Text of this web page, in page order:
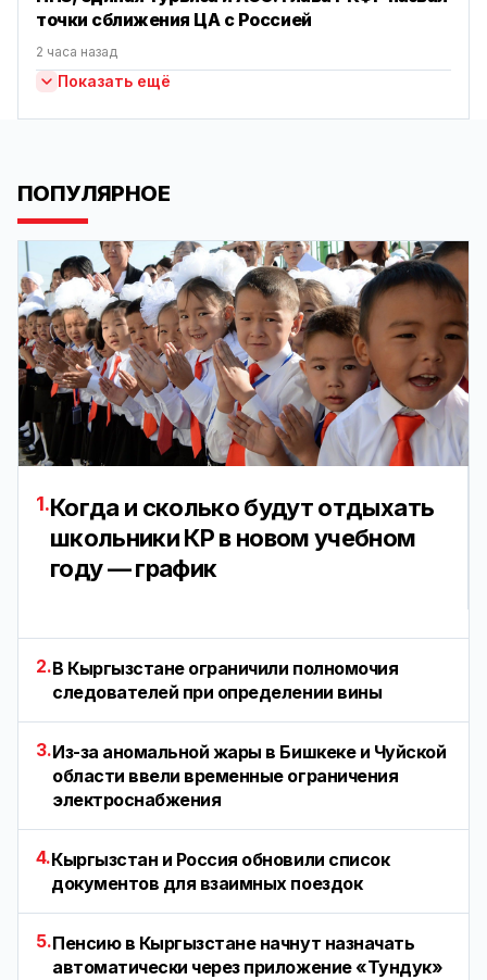
точки сближения ЦА с Россией
2 часа назад
Показать ещё
ПОПУЛЯРНОЕ
1.Когда и сколько будут отдыхать
школьники КР в новом учебном
году — график
2.В Кыргызстане ограничили полномочия
следователей при определении вины
3.Из-за аномальной жары в Бишкеке и Чуйской
области ввели временные ограничения
электроснабжения
4.Кыргызстан и Россия обновили список
документов для взаимных поездок
5.Пенсию в Кыргызстане начнут назначать
автоматически через приложение «Тундук»